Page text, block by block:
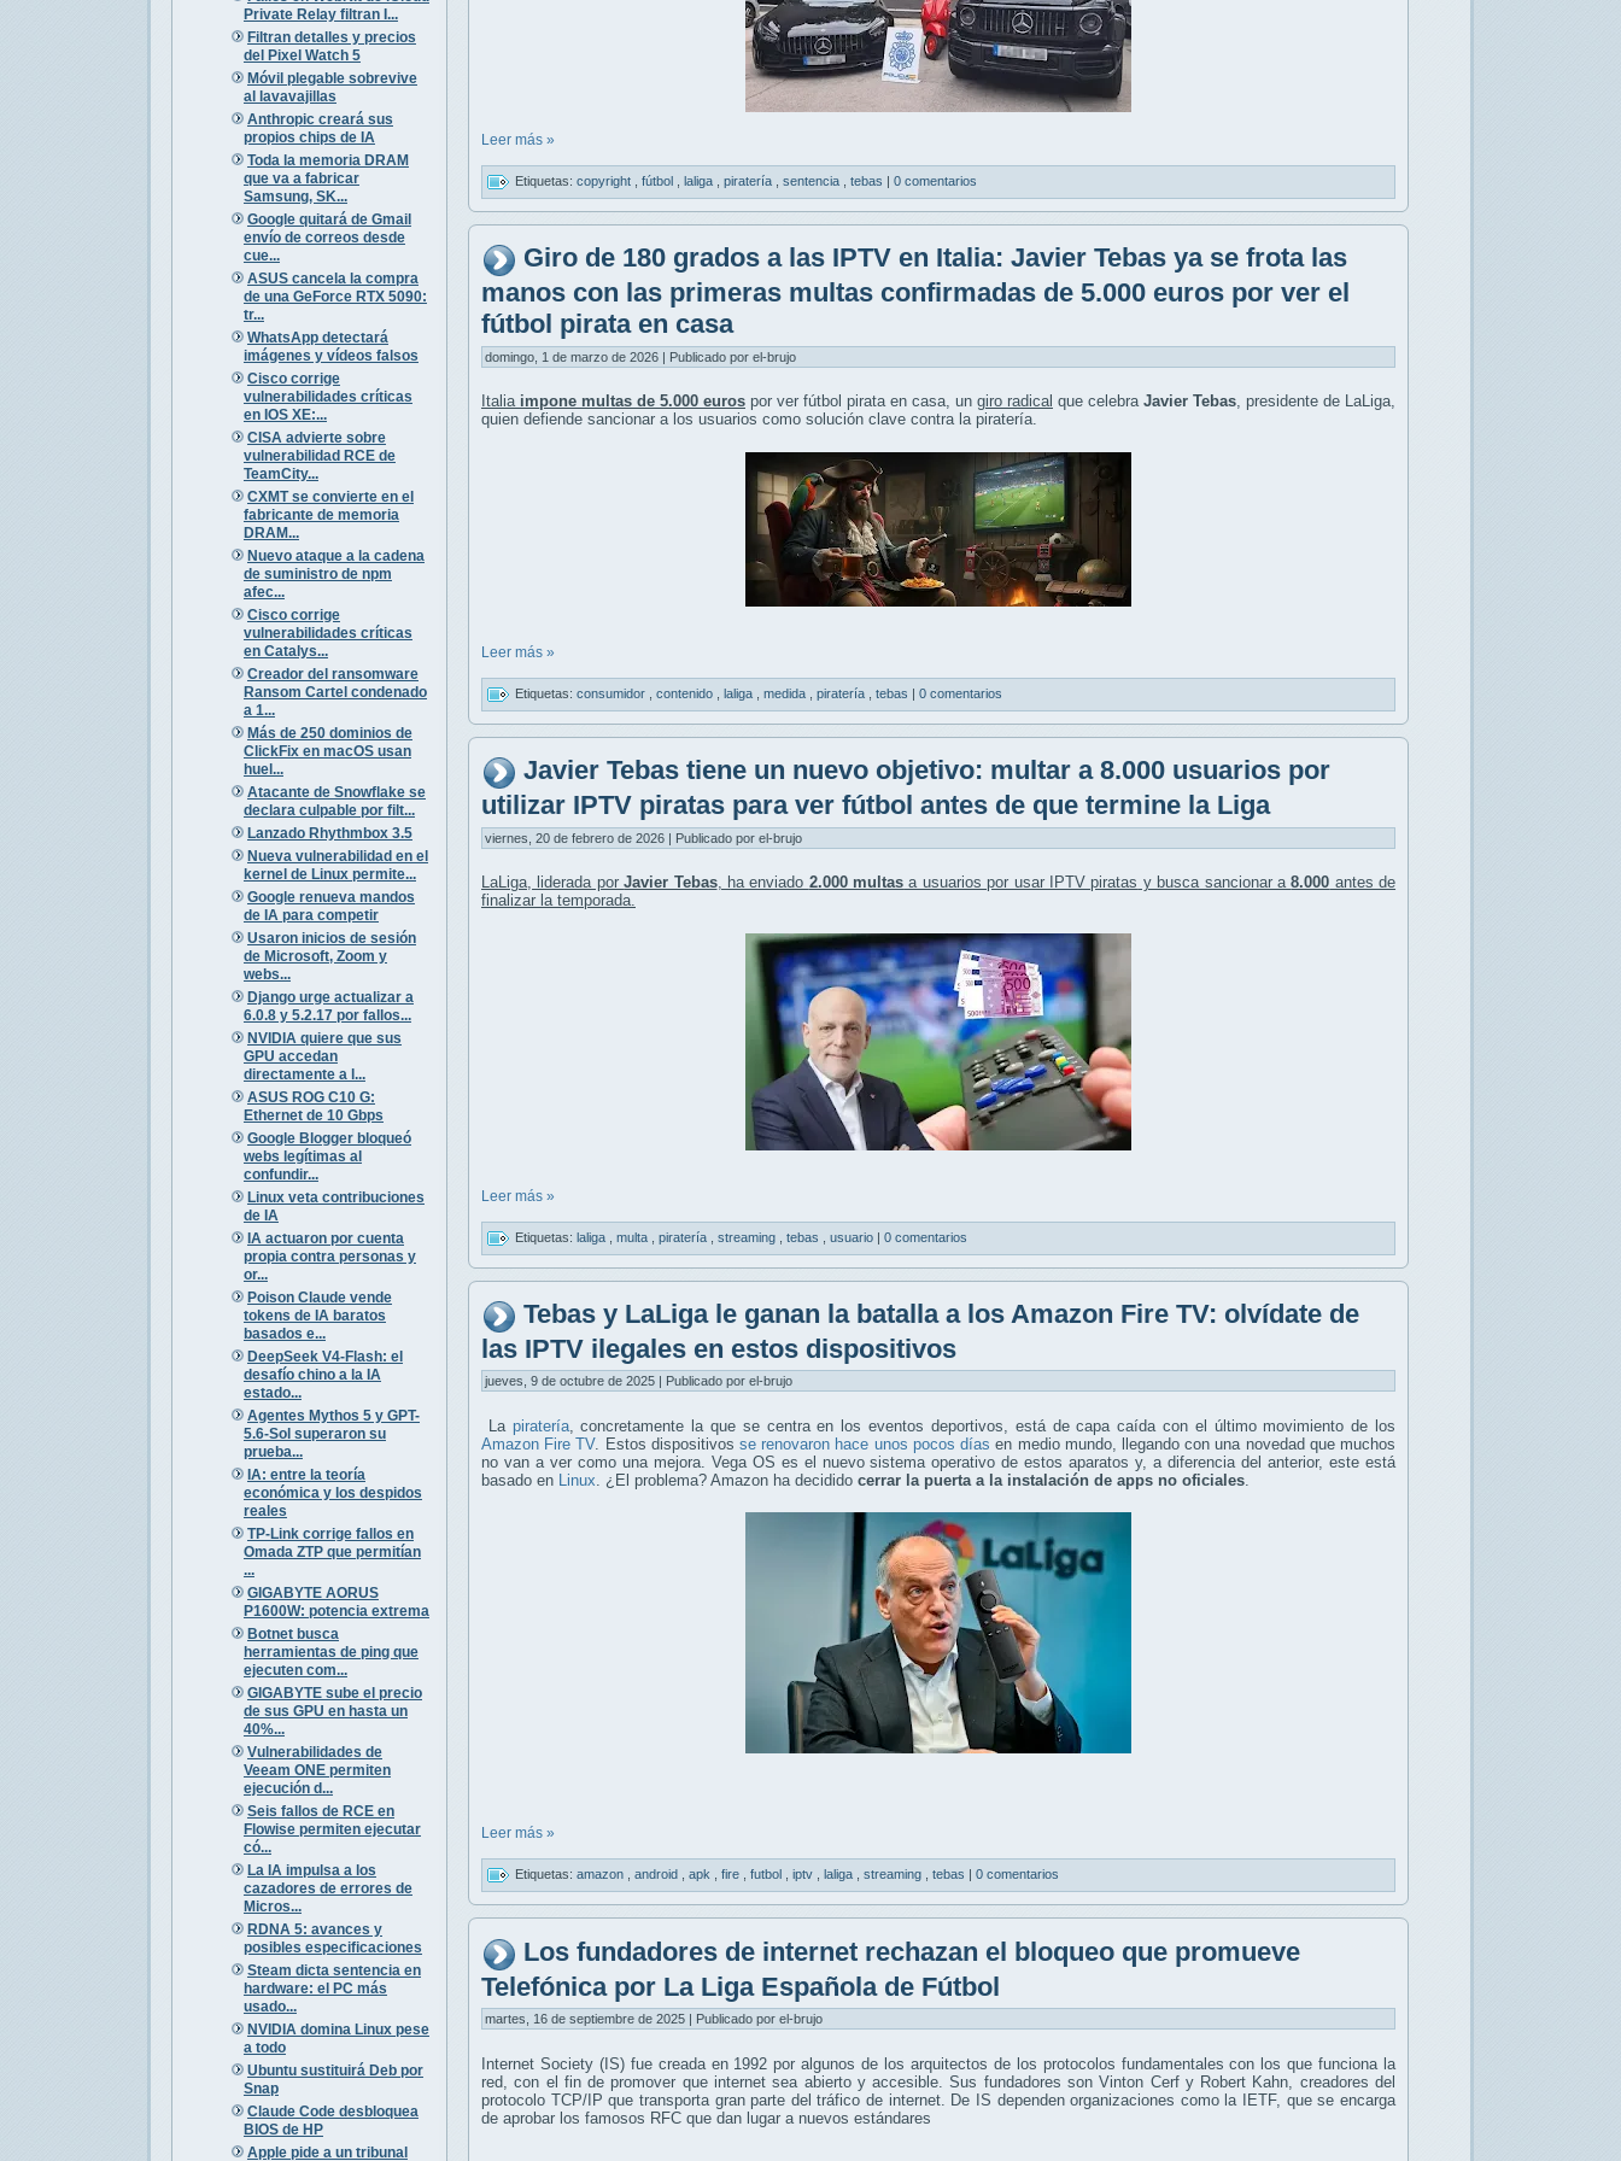
Private Relay filtran I...
Filtran detalles y precios
del Pixel Watch 5
Móvil plegable sobrevive
al lavavajillas
Anthropic creará sus
propios chips de IA
Toda la memoria DRAM
que va a fabricar
Samsung, SK...
Google quitará de Gmail
envío de correos desde
cue...
ASUS cancela la compra
de una GeForce RTX 5090:
tr...
WhatsApp detectará
imágenes y vídeos falsos
Cisco corrige
vulnerabilidades críticas
en IOS XE:...
CISA advierte sobre
vulnerabilidad RCE de
TeamCity...
CXMT se convierte en el
fabricante de memoria
DRAM...
Nuevo ataque a la cadena
de suministro de npm
afec...
Cisco corrige
vulnerabilidades críticas
en Catalys...
Creador del ransomware
Ransom Cartel condenado
a 1...
Más de 250 dominios de
ClickFix en macOS usan
huel...
Atacante de Snowflake se
declara culpable por filt...
Lanzado Rhythmbox 3.5
Nueva vulnerabilidad en el
kernel de Linux permite...
Google renueva mandos
de IA para competir
Usaron inicios de sesión
de Microsoft, Zoom y
webs...
Django urge actualizar a
6.0.8 y 5.2.17 por fallos...
NVIDIA quiere que sus
GPU accedan
directamente a l...
ASUS ROG C10 G:
Ethernet de 10 Gbps
Google Blogger bloqueó
webs legítimas al
confundir...
Linux veta contribuciones
de IA
IA actuaron por cuenta
propia contra personas y
or...
Poison Claude vende
tokens de IA baratos
basados e...
DeepSeek V4-Flash: el
desafío chino a la IA
estado...
Agentes Mythos 5 y GPT-
5.6-Sol superaron su
prueba...
IA: entre la teoría
económica y los despidos
reales
TP-Link corrige fallos en
Omada ZTP que permitían
...
GIGABYTE AORUS
P1600W: potencia extrema
Botnet busca
herramientas de ping que
ejecuten com...
GIGABYTE sube el precio
de sus GPU en hasta un
40%...
Vulnerabilidades de
Veeam ONE permiten
ejecución d...
Seis fallos de RCE en
Flowise permiten ejecutar
có...
La IA impulsa a los
cazadores de errores de
Micros...
RDNA 5: avances y
posibles especificaciones
Steam dicta sentencia en
hardware: el PC más
usado...
NVIDIA domina Linux pese
a todo
Ubuntu sustituirá Deb por
Snap
Claude Code desbloquea
BIOS de HP
Apple pide a un tribunal
Leer más »
Etiquetas: copyright fútbol laliga piratería sentencia tebas | 0 comentarios
Giro de 180 grados a las IPTV en Italia: Javier Tebas ya se frota las
manos con las primeras multas confirmadas de 5.000 euros por ver el
fútbol pirata en casa
domingo, 1 de marzo de 2026 | Publicado por el-brujo
Italia impone multas de 5.000 euros por ver fútbol pirata en casa, un giro radical que celebra Javier Tebas, presidente de LaLiga,
quien defiende sancionar a los usuarios como solución clave contra la piratería.
Leer más »
Etiquetas: consumidor contenido laliga medida piratería tebas | 0 comentarios
Javier Tebas tiene un nuevo objetivo: multar a 8.000 usuarios por
utilizar IPTV piratas para ver fútbol antes de que termine la Liga
viernes, 20 de febrero de 2026 | Publicado por el-brujo
LaLiga, liderada porJavier Tebas, ha enviado 2.000 multas a usuarios por usar IPTV piratas y busca sancionar a8.000 antes de
finalizar la temporada.
Leer más »
Etiquetas: laliga multa piratería streaming tebas usuario | 0 comentarios
Tebas y LaLiga le ganan la batalla a los Amazon Fire TV: olvídate de
las IPTV ilegales en estos dispositivos
jueves, 9 de octubre de 2025 | Publicado por el-brujo
La piratería, concretamente la que se centra en los eventos deportivos, está de capa caída con el último movimiento de los
Amazon Fire TV. Estos dispositivosse renovaron hace unos pocos días en medio mundo, llegando con una novedad que muchos
no van a ver como una mejora. Vega OS es el nuevo sistema operativo de estos aparatos y, a diferencia del anterior, este está
basado en
Linux . ¿El problema? Amazon ha decidido cerrar la puerta a la instalación de apps no oficiales
Leer más »
Etiquetas: amazon android apk fire futbol iptv laliga streaming tebas 0 comentarios
Los fundadores de internet rechazan el bloqueo que promueve
Telefónica por La Liga Española de Fútbol
martes, 16 de septiembre de 2025 | Publicado por el-brujo
Internet Society (IS) fue creada en 1992 por algunos de los arquitectos de los protocolos fundamentales con los que funciona la
red, con el fin de promover que internet sea abierto y accesible. Sus fundadores son Vinton Cerf y Robert Kahn, creadores del
protocolo TCP/IP que transporta gran parte del tráfico de internet. De IS dependen organizaciones como la IETF, que se encarga
de aprobar los famosos RFC que dan lugar a nuevos estándares